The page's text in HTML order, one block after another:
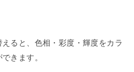
ると、色相・彩度・輝度をカラ
きます。